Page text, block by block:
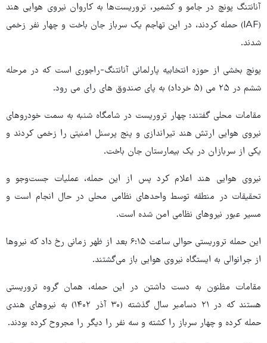
آنانتنگ پونچ در جامو و کشمیر، تروریست‌ها به کاروان نیروی هوایی هند
(IAF) حمله کردند، در این تهاجم یک سرباز جان باخت و چهار نفر زخمی
شدند.
پونچ بخشی از حوزه انتخابیه پارلمانی آنانتنگ-راجوری است که در مرحله
ششم در ۲۵ می (۵ خرداد) به پای صندوق های رای می رود.
مقامات محلی گفتند: چهار تروریست در شامگاه شنبه به سمت خودروهای
نیروی هوایی ارتش هند تیراندازی و پنج پرسنل امنیتی را زخمی کردند و
یکی از سربازان در یک بیمارستان جان باخت.
نیروی هوایی هند اعلام کرد پس از این حمله، عملیات جست‌وجو و
تحقیقات در منطقه توسط واحدهای نظامی محلی در حال انجام است و
مسیر عبور نیروهای نظامی امن شده است.
این حمله تروریستی حوالی ساعت ۶:۱۵ بعد از ظهر زمانی رخ داد که نیروها
از جرانوالی به ایستگاه نیروی هوایی باز می‌گشتند.
مقامات مظنون به دست داشتن در این حمله، همان گروه تروریستی
هستند که در ۲۱ دسامبر سال گذشته (۳۰ آذر ۱۴۰۲) به نیروهای هندی
حمله کرده و چهار سرباز را کشته و سه نفر را دیگر را مجروح کرده بودند.